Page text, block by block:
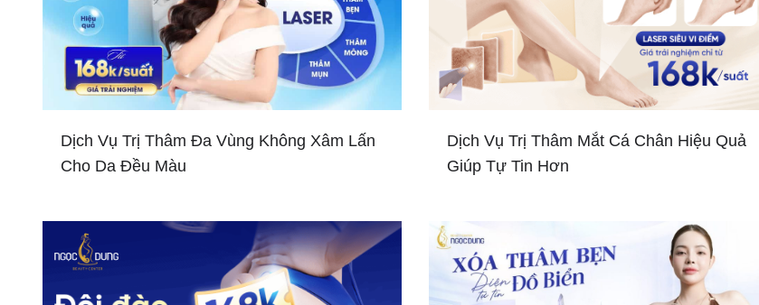
Dịch Vụ Trị Thâm Đa Vùng Không Xâm Lấn
Cho Da Đều Màu
Dịch Vụ Trị Thâm Mắt Cá Chân Hiệu Quả
Giúp Tự Tin Hơn